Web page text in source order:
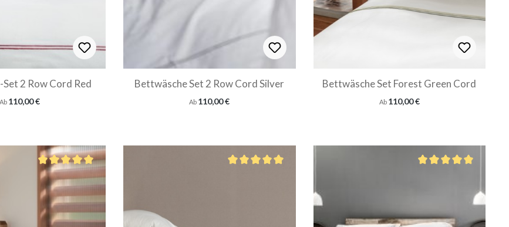
2 Row Cord Red
Regulärer Preis:
Ab 110,00 €
Bettwäsche Set 2 Row Cord Silver
Regulärer Preis:
Ab 110,00 €
Bettwäsche Set Forest Green Cord
Regulärer Preis:
Ab 110,00 €
Durchschnittliche Bewertung von 5 von 5 Sternen